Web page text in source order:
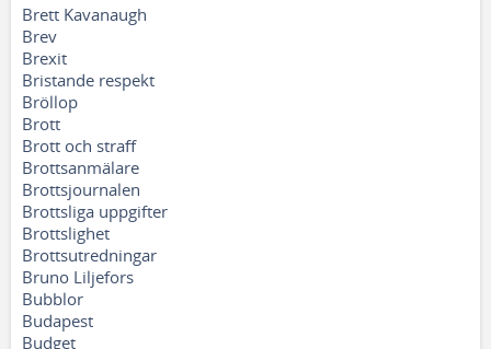
Brett Kavanaugh
Brev
Brexit
Bristande respekt
Bröllop
Brott
Brott och straff
Brottsanmälare
Brottsjournalen
Brottsliga uppgifter
Brottslighet
Brottsutredningar
Bruno Liljefors
Bubblor
Budapest
Budget